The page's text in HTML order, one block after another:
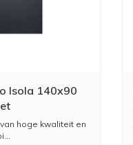
Isola 140x90
hoge kwaliteit en